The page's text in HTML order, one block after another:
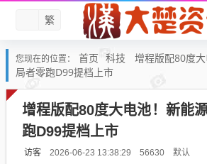
繁
您现在的位置： 首页 科技
增程版配80度
局者零跑D99提档上市
增程版配80度大电池！新能
跑D99提档上市
访客 2026-06-23 13:38:29 56630 默认